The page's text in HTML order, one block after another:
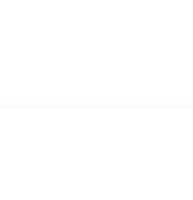
a proximidade com os locais